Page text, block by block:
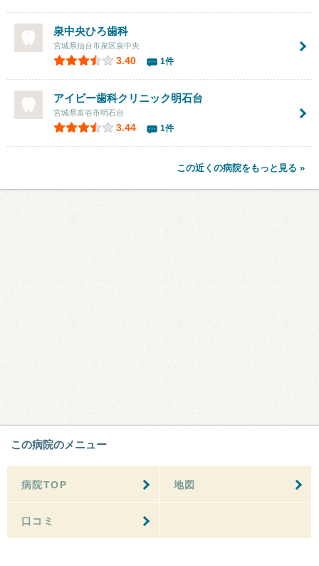
泉中央ひろ歯科
宮城県仙台市泉区泉中央
3.40 1件
アイビー歯科クリニック明石台
宮城県富谷市明石台
3.44 1件
この近くの病院をもっと見る »
この病院のメニュー
病院TOP 地図
口コミ